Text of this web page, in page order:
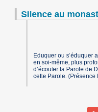
Silence au
Eduquer ou s’éduquer
en soi-même, plus
d’écouter la Parole de
cette Parole.